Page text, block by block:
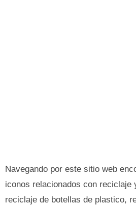
Navegando por este sitio web
iconos relacionados con reciclaje
reciclaje de botellas de plastico,